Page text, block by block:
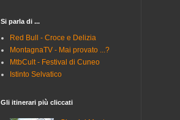
Si parla di ...
Red Bull - Croce e Delizia
MontagnaTV - Mai provato ...?
MtbCult - Festival di Cuneo
Istinto Selvatico
Gli itinerari più cliccati